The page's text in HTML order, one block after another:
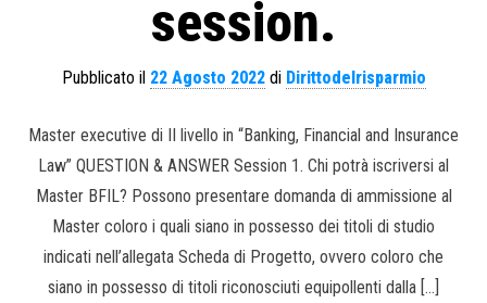
session.
Pubblicato il 22 Agosto 2022di Dirittodelrisparmio
Master executive di II livello in “Banking, Financial and Insurance
Law” QUESTION & ANSWER Session 1. Chi potrà iscriversi al
Master BFIL? Possono presentare domanda di ammissione al
Master coloro i quali siano in possesso dei titoli di studio
indicati nell’allegata Scheda di Progetto, ovvero coloro che
siano in possesso di titoli riconosciuti equipollenti dalla […]